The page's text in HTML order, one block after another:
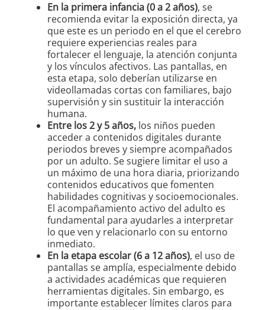
En la primera infancia (0 a 2 años), se
recomienda evitar la exposición directa, ya
que este es un periodo en el que el cerebro
requiere experiencias reales para
fortalecer el lenguaje, la atención conjunta
y los vínculos afectivos. Las pantallas, en
esta etapa, solo deberían utilizarse en
videollamadas cortas con familiares, bajo
supervisión y sin sustituir la interacción
humana.
Entre los 2 y 5 años, los niños pueden
acceder a contenidos digitales durante
periodos breves y siempre acompañados
por un adulto. Se sugiere limitar el uso a
un máximo de una hora diaria, priorizando
contenidos educativos que fomenten
habilidades cognitivas y socioemocionales.
El acompañamiento activo del adulto es
fundamental para ayudarles a interpretar
lo que ven y relacionarlo con su entorno
inmediato.
En la etapa escolar (6 a 12 años), el uso de
pantallas se amplía, especialmente debido
a actividades académicas que requieren
herramientas digitales. Sin embargo, es
importante establecer límites claros para